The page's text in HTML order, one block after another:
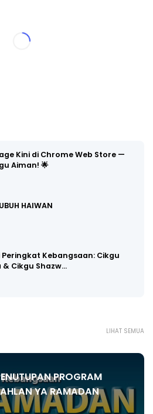
Kini di Chrome Web Store —
Aiman! 🌟
HAIWAN
Kebangsaan: Cikgu
Cikgu Shazw…
LIHAT SEMUA
PROGRAM
YA RAMADAN